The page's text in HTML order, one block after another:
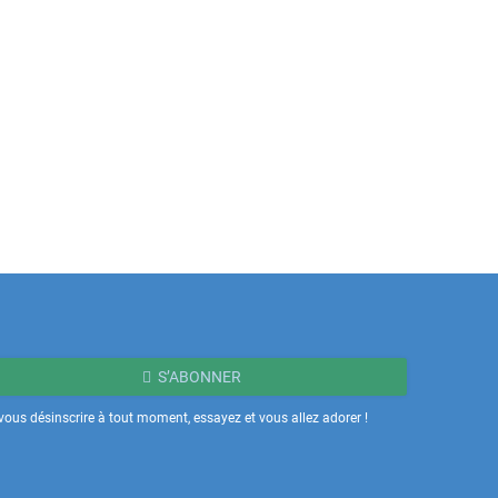
S’ABONNER
désinscrire à tout moment, essayez et vous allez adorer !